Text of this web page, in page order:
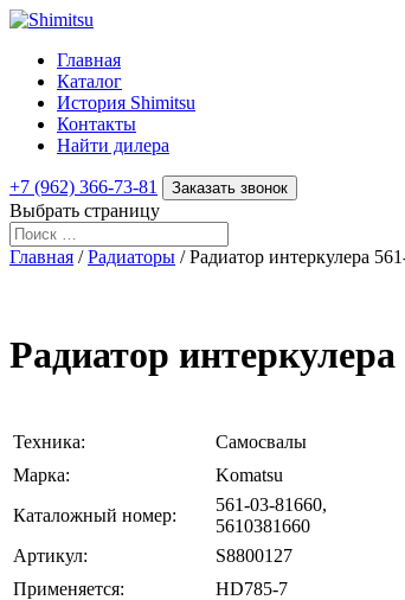
Главная
Каталог
История Shimitsu
Контакты
Найти дилера
+7 (962) 366-73-81 Заказать звонок
Выбрать страницу
Главная /Радиаторы / Радиатор интеркулера
Радиатор
Техника:
Самосвалы
Марка:
Komatsu
Каталожный номер:
561-03-81660,
5610381660
Артикул:
S8800127
Применяется:
HD785-7